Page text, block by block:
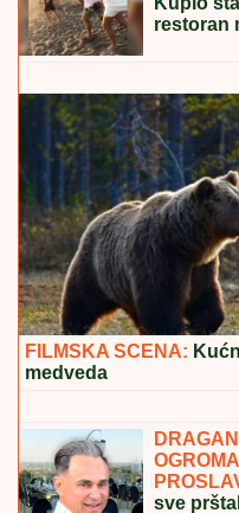
"RAZOČARALA SAM
NAKON SAŠINE
su je zaboravili ljudi sa
Drama
vozilu
garaži